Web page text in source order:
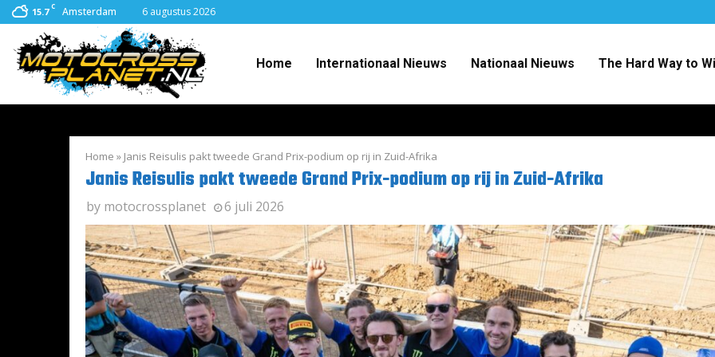
15.7 C Amsterdam 6 augustus 2026
Home Internationaal Nieuws Nationaal Nieuws The Hard Way to
Home » Janis Reisulis pakt tweede Grand Prix-podium op rij in Zuid-Afrika
Janis Reisulis pakt tweede Grand Prix-podium op rij in Zuid-Afrika
by motocrossplanet 6 juli 2026